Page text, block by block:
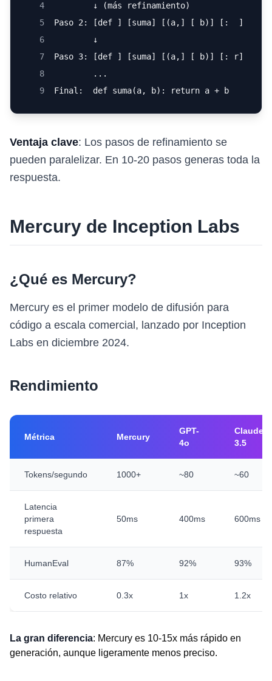
4
        ↓ (más refinamiento)
5
Paso 2: [def ] [suma] [(a,] [ b)] [:  ]
6
        ↓
7
Paso 3: [def ] [suma] [(a,] [ b)] [: r]
8
        ...
9
Final:  def suma(a, b): return a + b
Ventaja clave: Los pasos de refinamiento se
pueden paralelizar. En 10-20 pasos generas toda la
respuesta.
Mercury de Inception Labs
¿Qué es Mercury?
Mercury es el primer modelo de difusión para
código a escala comercial, lanzado por Inception
Labs en diciembre 2024.
Rendimiento
Métrica Mercury
GPT-
4o
Claude
3.5
Tokens/segundo 1000+ ~80 ~60
Latencia
primera
respuesta
50ms 400ms 600ms
HumanEval 87% 92% 93%
Costo relativo 0.3x 1x 1.2x
La gran diferencia: Mercury es 10-15x más rápido en
generación, aunque ligeramente menos preciso.